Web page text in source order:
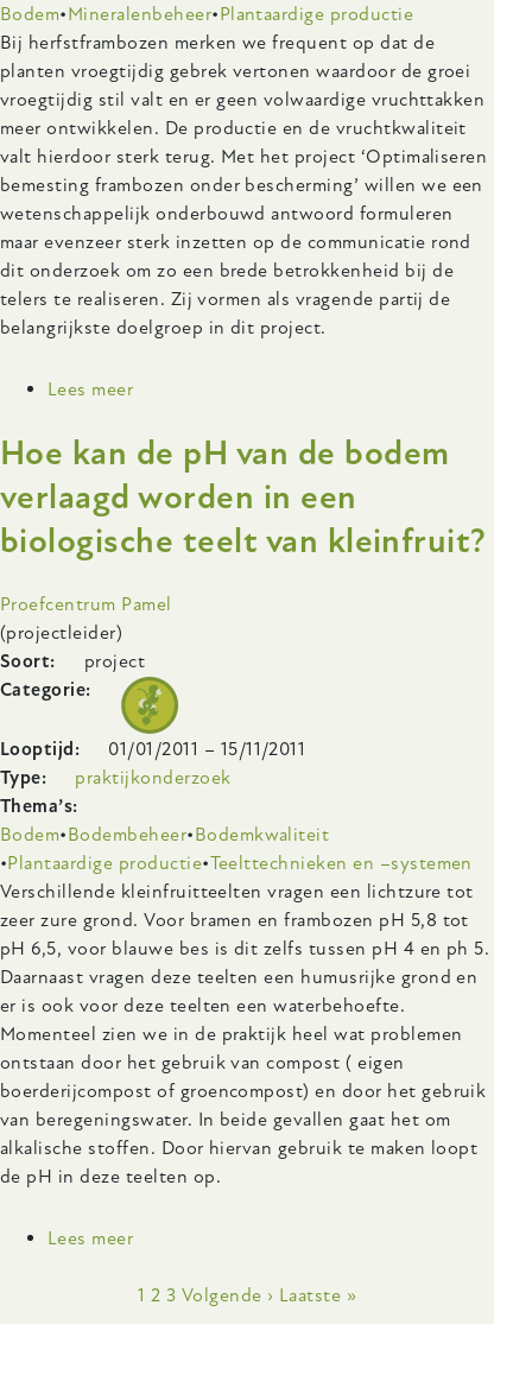
Bodem Mineralenbeheer Plantaardige productie
Body
Bij herfstframbozen merken we frequent op dat de
planten vroegtijdig gebrek vertonen waardoor de groei
vroegtijdig stil valt en er geen volwaardige vruchttakken
meer ontwikkelen. De productie en de vruchtkwaliteit
valt hierdoor sterk terug. Met het project ‘Optimaliseren
bemesting frambozen onder bescherming’ willen we een
wetenschappelijk onderbouwd antwoord formuleren
maar evenzeer sterk inzetten op de communicatie rond
dit onderzoek om zo een brede betrokkenheid bij de
telers te realiseren. Zij vormen als vragende partij de
belangrijkste doelgroep in dit project.
Lees meer
bemesting
herfstframbozen
onder
bescherming
Hoe kan de pH van de bodem
verlaagd worden in een
biologische teelt van kleinfruit?
Onderzoeksinstelling
Proefcentrum Pamel
(projectleider)
Soort
project
Categorie
Looptijd 01/01/2011 – 15/11/2011
Type
praktijkonderzoek
Thema’s
Bodem Bodembeheer Bodemkwaliteit
Plantaardige productie Teelttechnieken en –systemen
Body
Verschillende kleinfruitteelten vragen een lichtzure tot
zeer zure grond. Voor bramen en frambozen pH 5,8 tot
pH 6,5, voor blauwe bes is dit zelfs tussen pH 4 en ph 5.
Daarnaast vragen deze teelten een humusrijke grond en
er is ook voor deze teelten een waterbehoefte.
Momenteel zien we in de praktijk heel wat problemen
ontstaan door het gebruik van compost ( eigen
boerderijcompost of groencompost) en door het gebruik
van beregeningswater. In beide gevallen gaat het om
alkalische stoffen. Door hiervan gebruik te maken loopt
de pH in deze teelten op.
Lees meer
kan
Huidige
1 Pagina
2 Pagina
3 Volgende
Volgende › Laatste
Laatste »